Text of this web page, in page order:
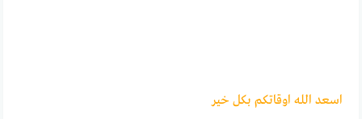
اسعد الله اوقاتكـــم بكل خيــــر